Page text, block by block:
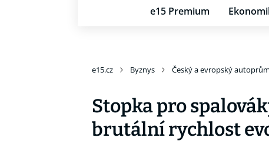
e15 Premium
e15.cz Byznys Český a evropský
Stopka pro
brutální rychlost